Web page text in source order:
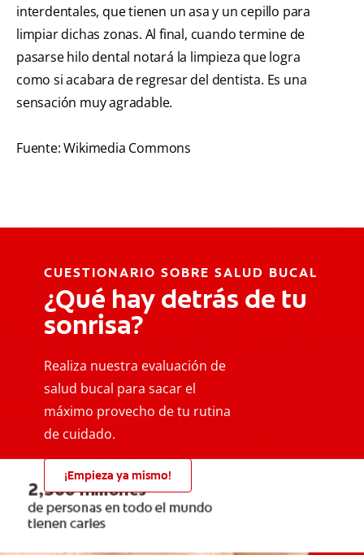
interdentales, que tienen un asa y un cepillo para
limpiar dichas zonas. Al final, cuando termine de
pasarse hilo dental notará la limpieza que logra
como si acabara de regresar del dentista. Es una
sensación muy agradable.
Fuente: Wikimedia Commons
CUESTIONARIO SOBRE SALUD BUCAL
¿Qué hay detrás de tu
sonrisa?
Realiza nuestra evaluación de
salud bucal para sacar el
máximo provecho de tu rutina
de cuidado.
¡Empieza ya mismo!